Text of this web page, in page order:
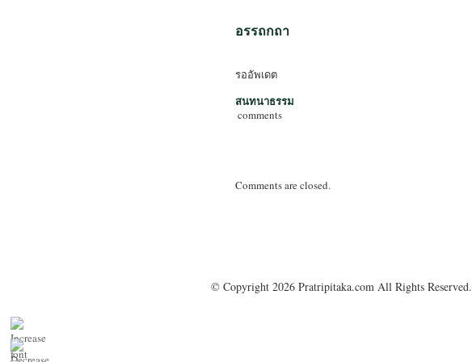
อรรถกถา
รออัพเดต
สนทนาธรรม
comments
Comments are closed.
© Copyright 2026 Pratripitaka.com All Rights Reserved.